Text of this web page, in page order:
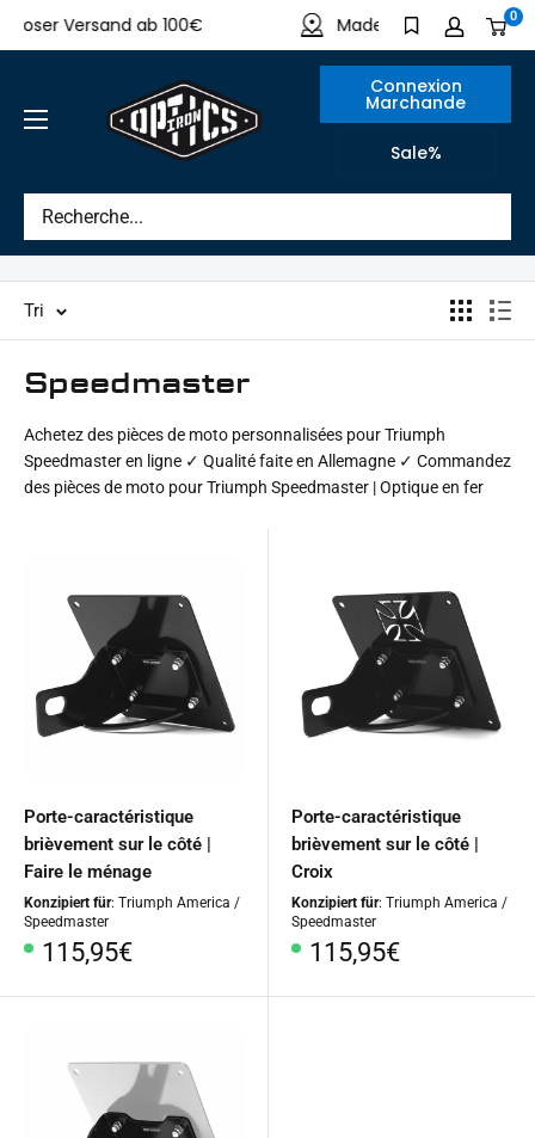
Directement
au
Versand ab 100€ Made in Germany 0
IRON
Connexion
Marchande
Sale%
Tri
Speedmaster
Achetez des pièces de moto personnalisées pour Triumph
Speedmaster en ligne ✓ Qualité faite en Allemagne ✓ Commandez
des pièces de moto pour Triumph Speedmaster | Optique en fer
Porte-caractéristique
brièvement sur le côté |
Faire le ménage
Konzipiert für: Triumph America /
Speedmaster
Prix
spécial
115,95€
Porte-caractéristique
brièvement sur le côté |
Croix
Konzipiert für: Triumph America /
Speedmaster
Prix
spécial
115,95€